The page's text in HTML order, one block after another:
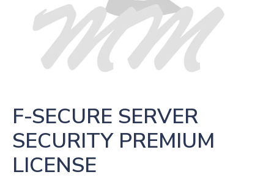
F-SECURE SERVER
SECURITY PREMIUM
LICENSE